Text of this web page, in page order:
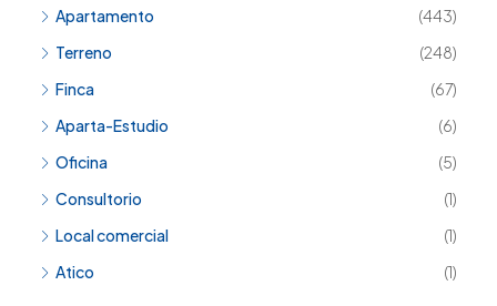
Apartamento
(443)
Terreno
(248)
Finca
(67)
Aparta-Estudio
(6)
Oficina
(5)
Consultorio
(1)
Local comercial
(1)
Atico
(1)